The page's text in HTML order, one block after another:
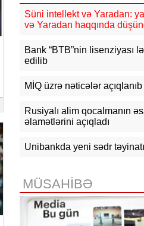
15:50 Ədliyyə naziri Lerik
vətəndaşları qəbul edib
15:24 Bakının mərkəzində 3
obyektdə və evdə yanğın
söndürülüb, 2 nəfər tüstüdən
üçün Aİ-dən 220 milyon avro
və Pakistan Məkkə Sazişini
imzalayıb: Üzvlərdən birinə
14:30 Tramp: İran razılaşma
etmək istəyir
Süni intellekt və Yaradan:
və Yaradan haqqında
Bank “BTB”nin lisenziyası
edilib
MİQ üzrə nəticələr açıqlanıb
Rusiyalı alim qocalmanın
əlamətlərini açıqladı
Unibankda yeni sədr
MÜSAHİBƏ